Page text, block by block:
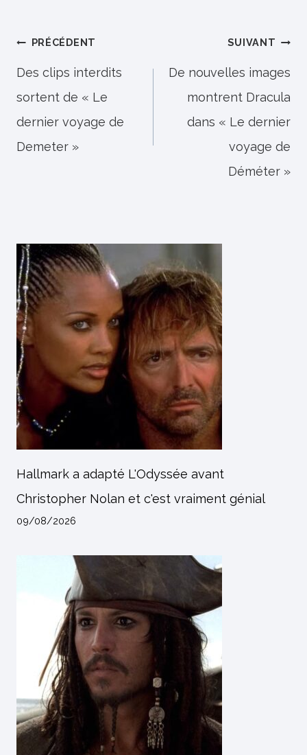
Navigation
de
l’article
PRÉCÉDENT
Des clips interdits
sortent de « Le
dernier voyage de
Demeter »
SUIVANT
De nouvelles images
montrent Dracula
dans « Le dernier
voyage de
Déméter »
Hallmark a adapté L'Odyssée avant
Christopher Nolan et c'est vraiment génial
09/08/2026